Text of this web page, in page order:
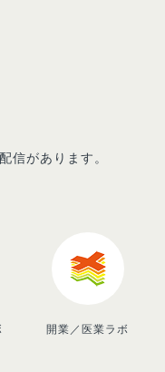
信があります。
開業／医業ラボ